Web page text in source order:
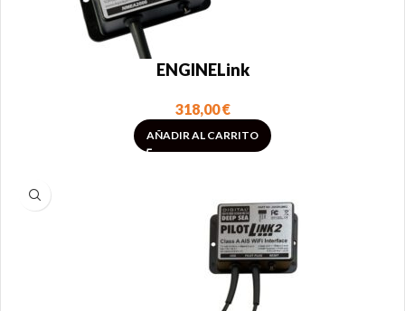
ENGINELink
318,00€
AÑADIR AL CARRITO